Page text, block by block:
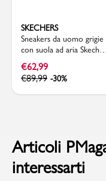
SKECHERS
Sneakers da uomo grigie
con suola ad aria Skechers
Uno
€62,99
€89,99 -30%
Articoli
interessarti